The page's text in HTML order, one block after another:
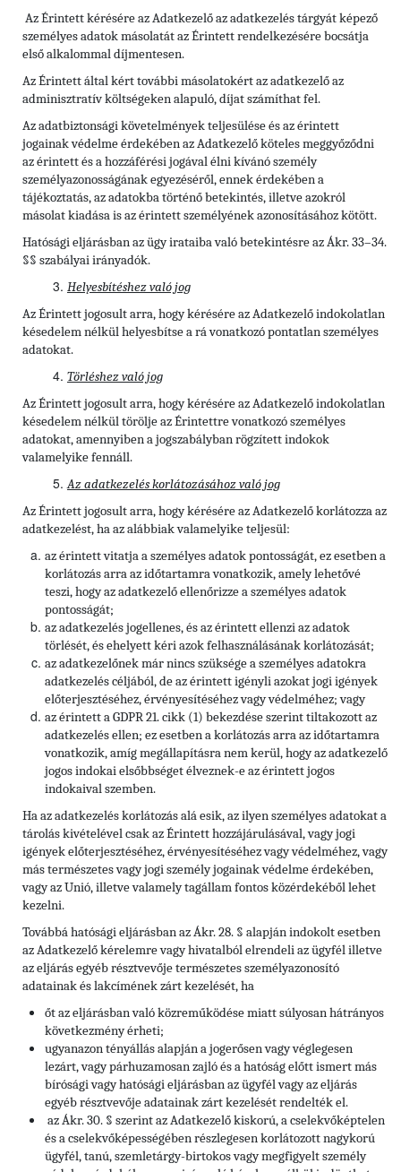
Az Érintett kérésére az Adatkezelő az adatkezelés tárgyát képező
személyes adatok másolatát az Érintett rendelkezésére bocsátja
első alkalommal díjmentesen.
Az Érintett által kért további másolatokért az adatkezelő az
adminisztratív költségeken alapuló, díjat számíthat fel.
Az adatbiztonsági követelmények teljesülése és az érintett
jogainak védelme érdekében az Adatkezelő köteles meggyőződni
az érintett és a hozzáférési jogával élni kívánó személy
személyazonosságának egyezéséről, ennek érdekében a
tájékoztatás, az adatokba történő betekintés, illetve azokról
másolat kiadása is az érintett személyének azonosításához kötött.
Hatósági eljárásban az ügy irataiba való betekintésre az Ákr. 33–34.
§§ szabályai irányadók.
Helyesbítéshez való jog
Az Érintett jogosult arra, hogy kérésére az Adatkezelő indokolatlan
késedelem nélkül helyesbítse a rá vonatkozó pontatlan személyes
adatokat.
Törléshez való jog
Az Érintettjogosult arra, hogy kérésére az Adatkezelő indokolatlan
késedelem nélkül törölje az Érintettre vonatkozó személyes
adatokat, amennyiben a jogszabályban rögzített indokok
valamelyike fennáll.
Az adatkezelés korlátozásához való jog
Az Érintett jogosult arra, hogy kérésére az Adatkezelő korlátozza az
adatkezelést, ha az alábbiak valamelyike teljesül:
az érintett vitatja a személyes adatok pontosságát, ez esetben a
korlátozás arra az időtartamra vonatkozik, amely lehetővé
teszi, hogy az adatkezelő ellenőrizze a személyes adatok
pontosságát;
az adatkezelés jogellenes, és az érintett ellenzi az adatok
törlését, és ehelyett kéri azok felhasználásának korlátozását;
az adatkezelőnek már nincs szüksége a személyes adatokra
adatkezelés céljából, de az érintett igényli azokat jogi igények
előterjesztéséhez, érvényesítéséhez vagy védelméhez; vagy
az érintett a GDPR 21. cikk (1) bekezdése szerint tiltakozott az
adatkezelés ellen; ez esetben a korlátozás arra az időtartamra
vonatkozik, amíg megállapításra nem kerül, hogy az adatkezelő
jogos indokai elsőbbséget élveznek-e az érintett jogos
indokaival szemben.
Ha az adatkezelés korlátozás alá esik, az ilyen személyes adatokat a
tárolás kivételével csak az Érintett hozzájárulásával, vagy jogi
igények előterjesztéséhez, érvényesítéséhez vagy védelméhez, vagy
más természetes vagy jogi személy jogainak védelme érdekében,
vagy az Unió, illetve valamely tagállam fontos közérdekéből lehet
kezelni.
Továbbá hatósági eljárásban az Ákr. 28. § alapján indokolt esetben
az Adatkezelő kérelemre vagy hivatalból elrendeli az ügyfél illetve
az eljárás egyéb résztvevője természetes személyazonosító
adatainak és lakcímének zárt kezelését, ha
őt az eljárásban való közreműködése miatt súlyosan hátrányos
következmény érheti;
ugyanazon tényállás alapján a jogerősen vagy véglegesen
lezárt, vagy párhuzamosan zajló és a hatóság előtt ismert más
bírósági vagy hatósági eljárásban az ügyfél vagy az eljárás
egyéb résztvevője adatainak zárt kezelését rendelték el.
az Ákr. 30. § szerint az Adatkezelő kiskorú, a cselekvőképtelen
és a cselekvőképességében részlegesen korlátozott nagykorú
ügyfél, tanú, szemletárgy-birtokos vagy megfigyelt személy